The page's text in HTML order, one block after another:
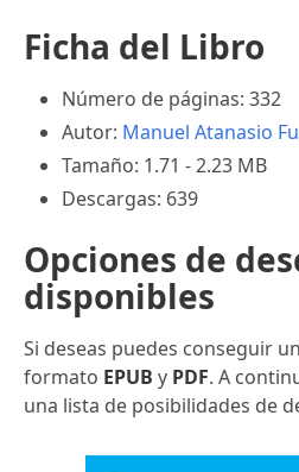
Ficha del Libro
Número de páginas: 332
Autor: Manuel Atanasio
Tamaño: 1.71 - 2.23 MB
Descargas: 639
Opciones de
disponibles
Si deseas puedes conseguir
formato EPUB y PDF. A
una lista de posibilidades de